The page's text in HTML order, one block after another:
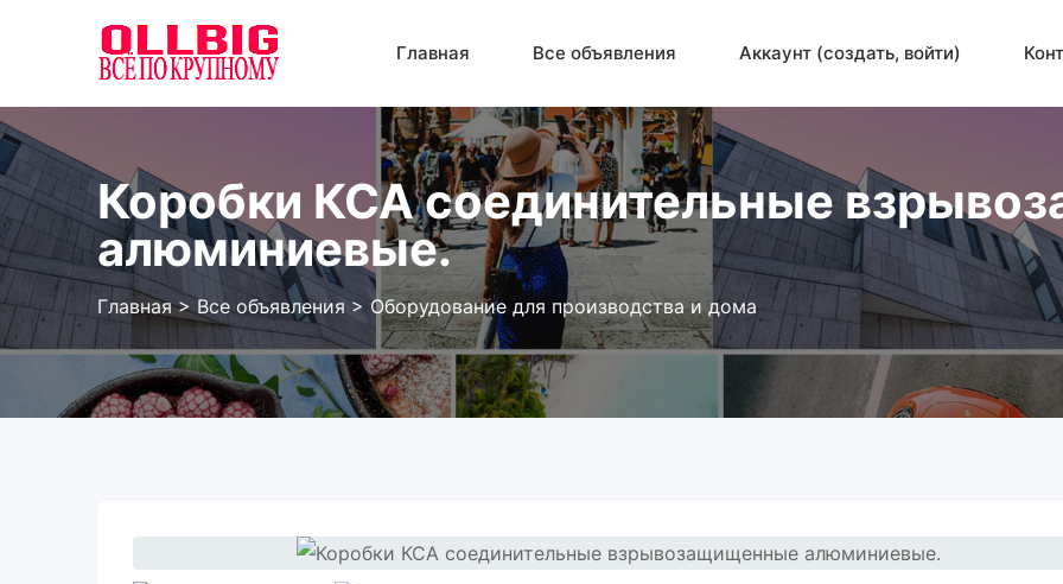
содержанию
Главная Все объявления Аккаунт (создать, войти)
Коробки КСА соединительные
алюминиевые.
Главная>Все объявления > Оборудование для производства и дома